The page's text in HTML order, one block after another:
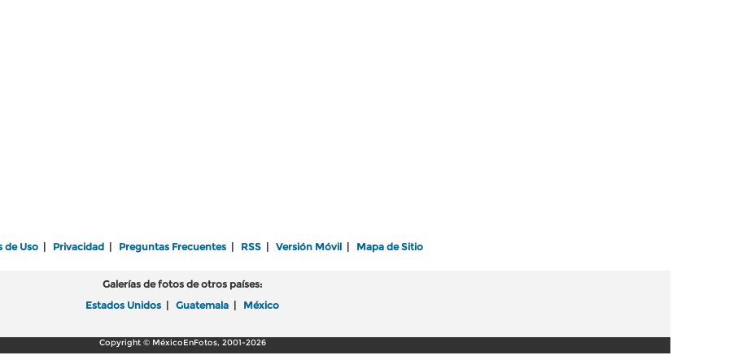
de Uso Privacidad Preguntas Frecuentes RSS Versión Móvil Mapa de Sitio
Galerías de fotos de otros países:
Estados Unidos
Guatemala México
Copyright © MéxicoEnFotos, 2001-2026